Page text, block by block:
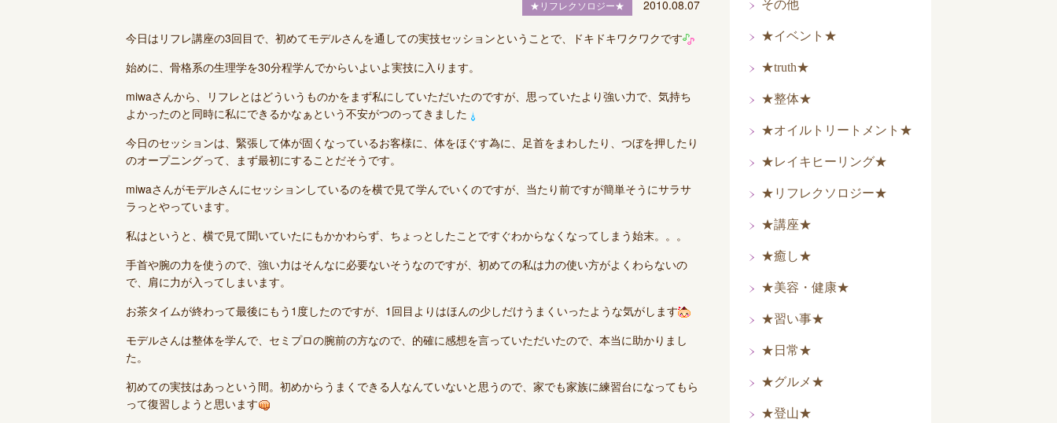
★リフレクソロジー★ 2010.08.07
今日はリフレ講座の3回目で、初めてモデルさんを通しての実技セッションということで、ドキドキワクワクです
始めに、骨格系の生理学を30分程学んでからいよいよ実技に入ります。
miwaさんから、リフレとはどういうものかをまず私にしていただいたのですが、思っていたより強い力で、気持ち
よかったのと同時に私にできるかなぁという不安がつのってきました
今日のセッションは、緊張して体が固くなっているお客様に、体をほぐす為に、足首をまわしたり、つぼを押したり
のオープニングって、まず最初にすることだそうです。
miwaさんがモデルさんにセッションしているのを横で見て学んでいくのですが、当たり前ですが簡単そうにサラサ
ラっとやっています。
私はというと、横で見て聞いていたにもかかわらず、ちょっとしたことですぐわからなくなってしまう始末。。。
手首や腕の力を使うので、強い力はそんなに必要ないそうなのですが、初めての私は力の使い方がよくわらないの
で、肩に力が入ってしまいます。
お茶タイムが終わって最後にもう1度したのですが、1回目よりはほんの少しだけうまくいったような気がします
モデルさんは整体を学んで、セミプロの腕前の方なので、的確に感想を言っていただいたので、本当に助かりまし
た。
初めての実技はあっという間。初めからうまくできる人なんていないと思うので、家でも家族に練習台になってもら
って復習しようと思います
その他
★イベント★
★truth★
★整体★
★オイルトリートメント★
★レイキヒーリング★
★リフレクソロジー★
★講座★
★癒し★
★美容・健康★
★習い事★
★日常★
★グルメ★
★登山★